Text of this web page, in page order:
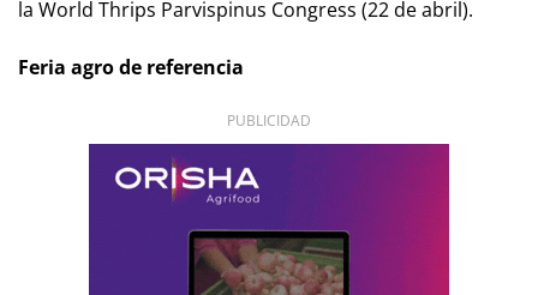
la World Thrips Parvispinus Congress (22 de abril).
Feria agro de referencia
PUBLICIDAD